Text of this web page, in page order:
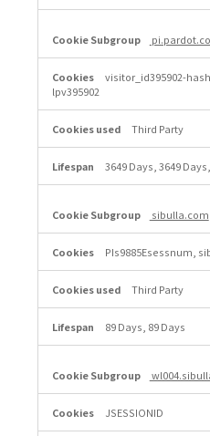
visitor_id395902-
lpv395902
Third Party
3649 Days, 3649
sibulla.com
PIs9885Esessnum,
Third Party
89 Days, 89 Days
JSESSIONID